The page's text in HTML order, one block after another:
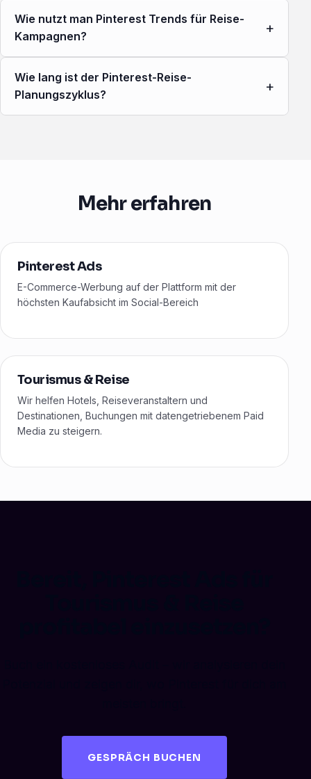
Wie nutzt man Pinterest Trends für Reise-
Kampagnen?
+
Wie lang ist der Pinterest-Reise-
Planungszyklus?
+
Mehr erfahren
Pinterest Ads
E-Commerce-Werbung auf der Plattform mit der
höchsten Kaufabsicht im Social-Bereich
Tourismus & Reise
Wir helfen Hotels, Reiseveranstaltern und
Destinationen, Buchungen mit datengetriebenem Paid
Media zu steigern.
GESPRÄCH BUCHEN